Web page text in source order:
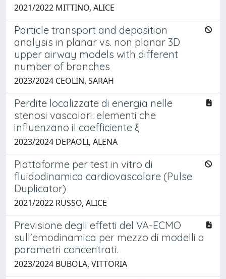
2021/2022 MITTINO, ALICE
Particle transport and deposition
analysis in planar vs. non planar 3D
upper airway models with different
number of branches
2023/2024 CEOLIN, SARAH
Perdite localizzate di energia nelle
stenosi vascolari: elementi che
influenzano il coefficiente ξ
2023/2024 DEPAOLI, ALENA
Piattaforme per test in vitro di
fluidodinamica cardiovascolare (Pulse
Duplicator)
2021/2022 RUSSO, ALICE
Previsione degli effetti del VA-ECMO
sull’emodinamica per mezzo di modelli a
parametri concentrati.
2023/2024 BUBOLA, VITTORIA